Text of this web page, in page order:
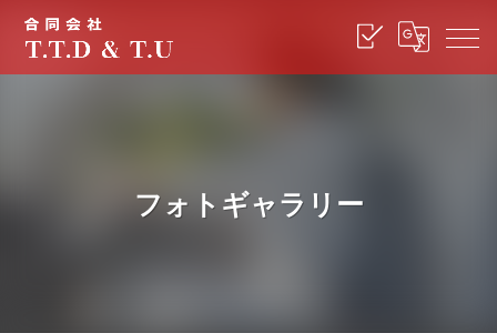
フォトギャラリー